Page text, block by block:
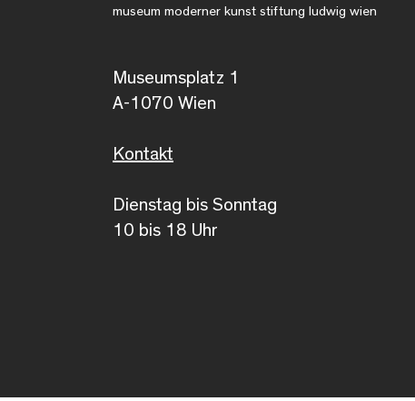
museum moderner kunst stiftung ludwig wien
Museumsplatz 1
A-1070 Wien
Kontakt
Dienstag bis Sonntag
10 bis 18 Uhr